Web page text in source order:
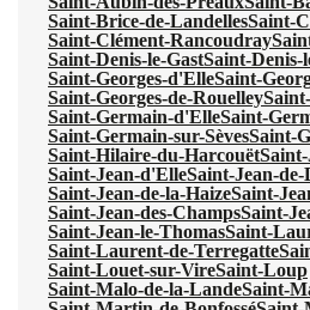
Saint-Brice-de-LandellesSaint-
Saint-Clément-Rancoudray
Saint-Denis-le-GastSaint-Denis-
Saint-Georges-d'ElleSaint-
Saint-Georges-de-Rouelley
Saint-Germain-d'ElleSaint-
Saint-Germain-sur-SèvesSaint-
Saint-Hilaire-du-HarcouëtSaint-
Saint-Jean-d'ElleSaint-Jean-de-
Saint-Jean-de-la-HaizeSaint-
Saint-Jean-des-ChampsSaint-
Saint-Jean-le-ThomasSaint-
Saint-Laurent-de-Terregatte
Saint-Louet-sur-VireSaint-Loup
Saint-Malo-de-la-LandeSaint-